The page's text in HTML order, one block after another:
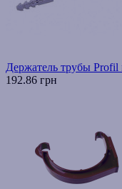
Держатель трубы
192.86 грн